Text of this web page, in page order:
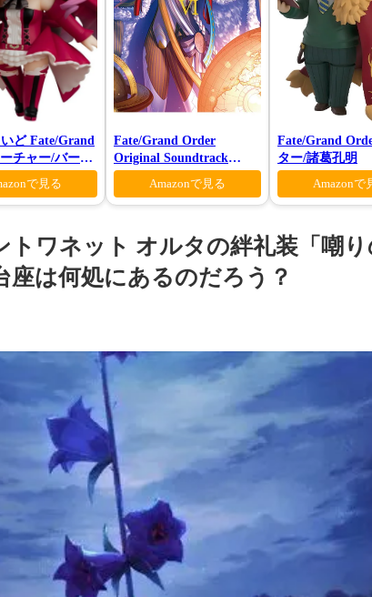
ど Fate/Grand
チャー/バーヴ
で見る
Fate/Grand Order
Original Soundtrack
VI(初回仕様限定盤)
Amazonで見る
Fate/Grand
ター/諸葛孔明
Amazonで
トワネット オルタの絆礼装「嘲
座は何処にあるのだろう？